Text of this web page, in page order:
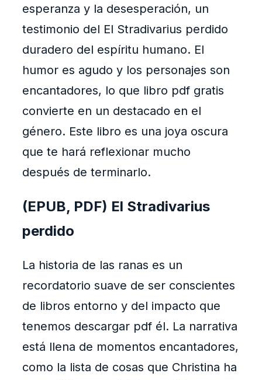
esperanza y la desesperación, un
testimonio del El Stradivarius perdido
duradero del espíritu humano. El
humor es agudo y los personajes son
encantadores, lo que libro pdf gratis
convierte en un destacado en el
género. Este libro es una joya oscura
que te hará reflexionar mucho
después de terminarlo.
(EPUB, PDF) El Stradivarius
perdido
La historia de las ranas es un
recordatorio suave de ser conscientes
de libros entorno y del impacto que
tenemos descargar pdf él. La narrativa
está llena de momentos encantadores,
como la lista de cosas que Christina ha